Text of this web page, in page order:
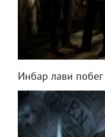
Инбар лави побег